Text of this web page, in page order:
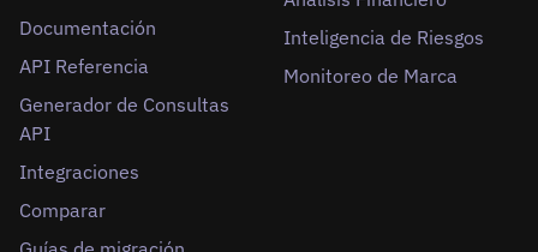
Documentación
API Referencia
Generador de Consultas
API
Integraciones
Comparar
Inteligencia de Riesgos
Monitoreo de Marca